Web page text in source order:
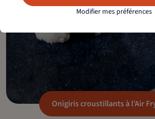
Onigiris croustillants à l’Air
Modifier mes préférences